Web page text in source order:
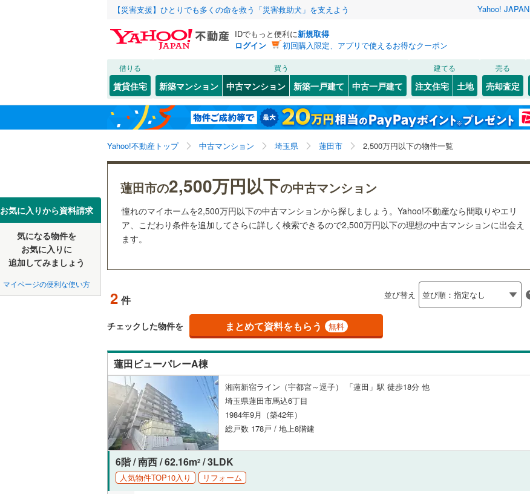
【災害支援】ひとりでも多くの命を救う「災害救助犬」を支えよう Yahoo! JAPAN
IDでもっと便利に新規取得
ログイン
初回購入限定、アプリで使えるお得なクーポン
借りる
賃貸住宅
買う
新築マンション 中古マンション 新築一戸建て 中古一戸建て
建てる
注文住宅 土地
売る
売却査定
Yahoo!不動産トップ 中古マンション 埼玉県 蓮田市 2,500万円以下の物件一覧
お気に入りから資料請求
気になる物件を
お気に入りに
追加してみましょう
マイページの便利な使い方
蓮田市の2,500万円以下の中古マンション
憧れのマイホームを2,500万円以下の中古マンションから探しましょう。Yahoo!不動産なら間取りやエリ
ア、こだわり条件を追加してさらに詳しく検索できるので2,500万円以下の理想の中古マンションに出会え
ます。
2 件 並び替え
チェックした物件を まとめて資料をもらう 無料
蓮田ビューパレーA棟
湘南新宿ライン（宇都宮～逗子） 「蓮田」駅 徒歩18分 他
埼玉県蓮田市馬込6丁目
1984年9月（築42年）
総戸数 178戸 / 地上8階建
6階 / 南西 / 62.16m2 / 3LDK
人気物件TOP10入り リフォーム
北海道 北海道
東北 青森 岩手 宮城 秋田 山形
関東 東京 神奈川 埼玉 千葉
新潟
東海 愛知 岐阜 静岡 三重
近畿
中国 鳥取 島根 岡山 広島 山口
高知
福岡 佐賀 長崎
該当物件
さいたま市 西区(11) 北区(34)
見沼区(17) 中央区(5)
浦和区
(16 ) 南区(41)
岩槻区 (6)
埼玉県のそのほ
かの地域
川越市(92) 熊谷市(28)
行田市(0) 秩父市(0)
鴻巣市(23)
上尾市(11)
新座市 (46) 桶川市(16
北本市( 15)
幸手市
吉川市
該当物件
東(1) 馬込(1)
該当物件
JR 東北本線(2) 川越線(0)
湘南新宿ライン（宇都宮～逗子）
(2)
湘南新宿ライン（前橋～小田原）
(0)
東北新幹線(0) 上越新幹線(0)
秋田新幹線(0 )
地下鉄 東京メトロ有楽町線 ( 0) 東京メトロ副都心線(0)
私鉄・その他
東武伊勢崎線(0) 東武日光線(0)
東武越生線(0
西武秩父線(0)
西武山口線(0)
該当物件
該当物件
こだわり条件 リフォーム、リノベーション
リノベーション・リフォーム
（2）
築古・築30年以上（2）
共用設備
宅配ボックスあり
トランクルーム （ 0 ）
駐車場空きあり（近隣を含む）
オートロック（0）
管理・管理規約
24時間有人管理（0）
配置、向き、建ち方、日当たり
階下に住戸なし（0） メゾネット
構造・規模・施工・品質・工法関連
大規模（総戸数200以上）
（0）
該当物件
検索条件を保存しました
この検索条件の新着物件通知は、 マイページから設定できます。
保存した条件を見る
埼玉県、蓮田市、2,500万円
マイページ
閉じる お気に入りリストを見る
閉じる
閉じる お気に入りリストを見る
閉じる